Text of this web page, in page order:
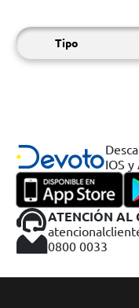
Tipo
IOS
ATENCIÓN AL
0800 0033